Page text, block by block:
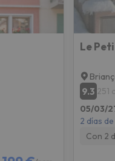
Le
9.3 251
05/03/
2 días
Con 2